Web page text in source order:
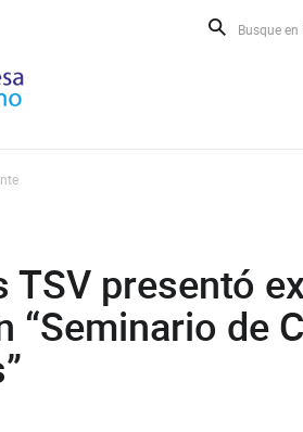
TSV presentó
“Seminario de